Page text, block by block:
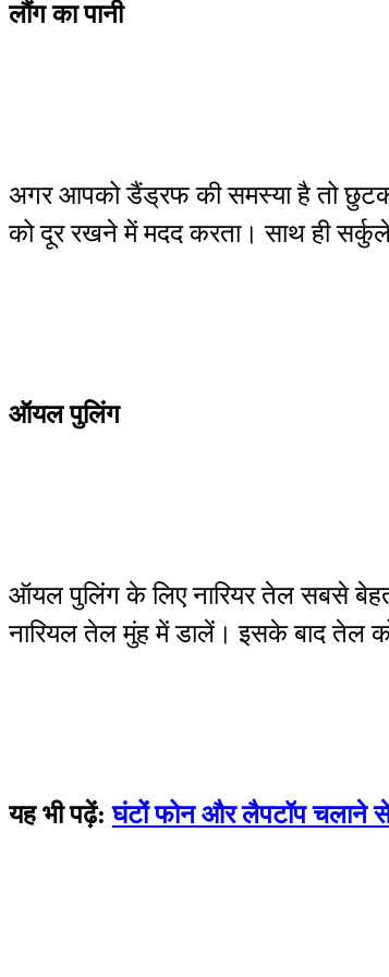
लौंग का पानी
अगर आपको डैंड्रफ की समस्या है तो
को दूर रखने में मदद करता। साथ ही
ऑयल पुलिंग
ऑयल पुलिंग के लिए नारियर तेल सबसे
नारियल तेल मुंह में डालें। इसके बाद तेल
यह भी पढ़ें:घंटों फोन और लैपटॉप चलाने से